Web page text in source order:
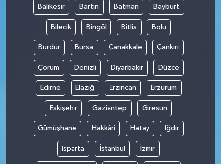
Balıkesir Bartın Batman Bayburt
Bilecik Bingöl Bitlis Bolu
Burdur Bursa Çanakkale Çankırı
Çorum Denizli Diyarbakır Düzce
Edirne Elazığ Erzincan Erzurum
Eskişehir Gaziantep Giresun
Gümüşhane Hakkâri Hatay Iğdır
Isparta İstanbul İzmir